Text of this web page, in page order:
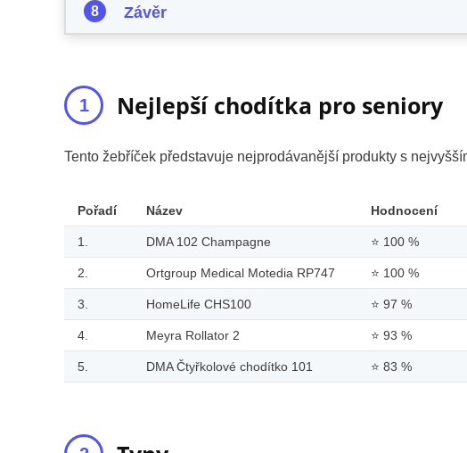
Závěr
Nejlepší chodítka pro seniory
Tento žebříček představuje nejprodávanější produkty s
Pořadí Název Hodnocení
1. DMA 102 Champagne ⭐ 100 %
2. Ortgroup Medical Motedia RP747 ⭐ 100 %
3. HomeLife CHS100 ⭐ 97 %
4. Meyra Rollator 2 ⭐ 93 %
5. DMA Čtyřkolové chodítko 101 ⭐ 83 %